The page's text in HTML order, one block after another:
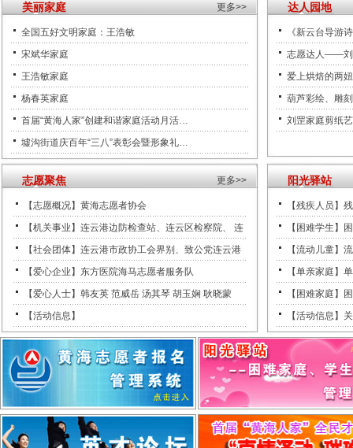
美丽家庭 更多>>
全国五好文明家庭：王浩敏
宋斌华家庭
王浩敏家庭
杨春英家庭
首届“黄海人家”创建和谐家庭活动月活…
墟沟街道庆百年“三八”表彰会暨形象礼…
达人园地
《新云台导游
志愿达人——刘
爱上烘焙的两
葫芦彩绘、雕
刘罡家庭剪纸
志愿聚焦 更多>>
【志愿概况】黄海志愿者协会
【机关事业】连云港边防检查站、连云区检察院、 连
【社会团体】连云港市政协工会界别、致公党连云港
【爱心企业】东方医院海马志愿者服务队
【爱心人士】韩友英 范威岳 汤其琴 胡玉娴 耿晓蒙
【活动信息】
阳光驿站
【残疾人员】
【困难学生】
【流动儿童】
【单亲家庭】
【困难家庭】
【活动信息】